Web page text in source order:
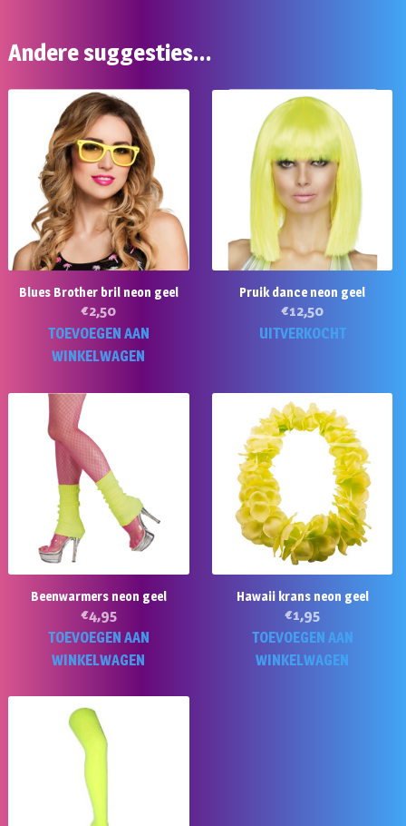
Andere suggesties…
Blues Brother bril neon geel
€2,50
TOEVOEGEN AAN
WINKELWAGEN
Pruik dance neon geel
€12,50
UITVERKOCHT
Beenwarmers neon geel
€4,95
TOEVOEGEN AAN
WINKELWAGEN
Hawaii krans neon geel
€1,95
TOEVOEGEN AAN
WINKELWAGEN